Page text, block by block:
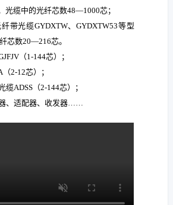
光缆中的光纤芯数48—1000芯；
带光缆GYDXTW、GYDXTW53等型
芯数20—216芯。
（1-144芯）；
2-12芯）；
缆ADSS（2-144芯）；
、适配器、收发器……